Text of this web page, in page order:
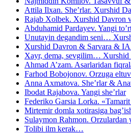
Attila Ilxan. She’rlar. Xurshid
Rajab Xolbek. Xurshid Davron
Abduhamid Pardayev. Yangi
Unutayin degandim seni…
Xurshid Davron & Sarvara &
Xayr, dema, sevgilim… Xurshid
Ahmad A’zam. Asarlaridan
Farhod Bobojonov. Orzuga
Anna Axmatova. She’rlar &
Ibodat Rajabova. Yangi she’rlar
Federiko Garsia Lorka.
Mirtemir domla xotirasiga
Sulaymon Rahmon. Orzulardan
Tolibi ilm kerak…